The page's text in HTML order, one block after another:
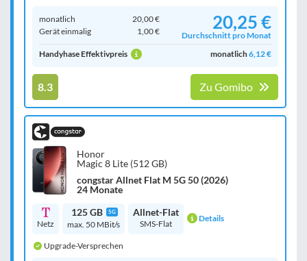
monatlich
20,00 €
Gerät einmalig
1,00 € 20,25 €
Durchschnitt pro Monat
Handyhase Effektivpreis
monatlich6,12 €
8.3 Zu Gomibo
Honor
Magic 8 Lite (512 GB)
congstar Allnet Flat M 5G 50 (2026)
24 Monate
Netz
125 GB 5G
max. 50 MBit/s
Allnet-Flat
SMS-Flat Details
Upgrade-Versprechen